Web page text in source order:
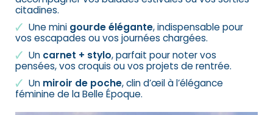
citadines.
Une mini gourde élégante, indispensable pour
vos escapades ou vos journées chargées.
Un carnet + stylo, parfait pour noter vos
pensées, vos croquis ou vos projets de rentrée.
Un miroir de poche, clin d’œil à l’élégance
féminine de la Belle Époque.